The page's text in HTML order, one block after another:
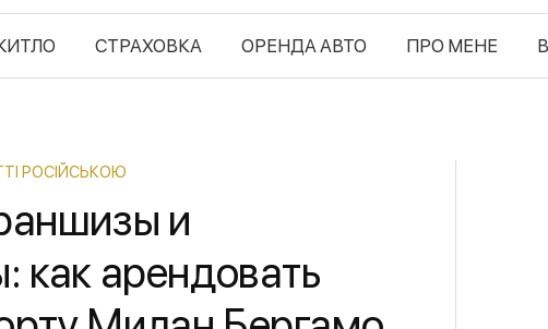
СТРАХОВКА ОРЕНДА АВТО ПРО МЕНЕ
РОСІЙСЬКОЮ
и
как арендовать